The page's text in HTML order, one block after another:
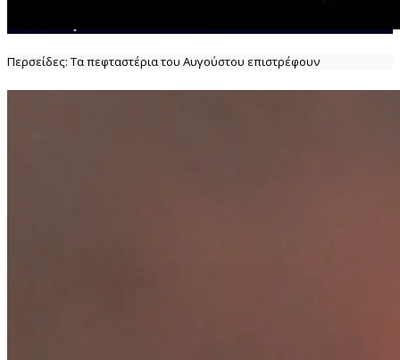
Περσείδες: Τα πεφταστέρια του Αυγούστου επιστρέφουν